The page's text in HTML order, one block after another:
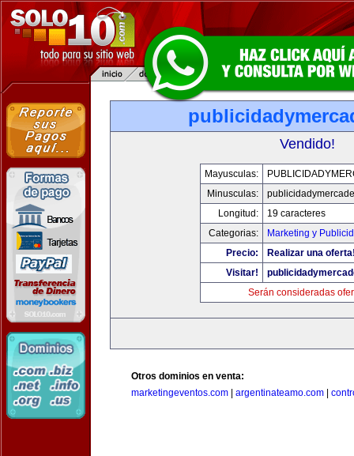
Vendido!
Mayusculas:
Minusculas:
Longitud:
19 caracteres
Categorias:
Marketing y
Precio:
Realizar una
Visitar!
Serán consideradas
Otros dominios en venta:
marketingeventos.com
argentinateamo.com